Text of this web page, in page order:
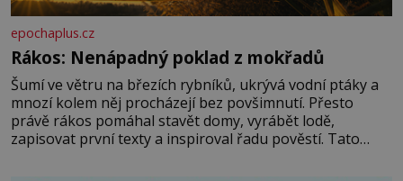
epochaplus.cz
Rákos: Nenápadný poklad z mokřadů
Šumí ve větru na březích rybníků, ukrývá vodní ptáky a
mnozí kolem něj procházejí bez povšimnutí. Přesto
právě rákos pomáhal stavět domy, vyrábět lodě,
zapisovat první texty a inspiroval řadu pověstí. Tato